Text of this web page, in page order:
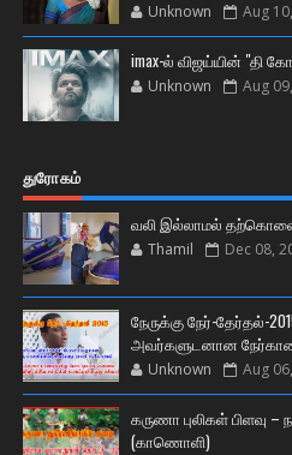
Unknown Aug
imax-ல் விஜய்யின் "தி
Unknown Aug
துரோகம்
வலி இல்லாமல் தற்கொலை
Thamil Dec 08,
நேருக்கு நேர்-தேர்தல்-
அவர்களுடனான
Unknown Aug
கருணா புலிகள் பிளவு
(காணொளி)